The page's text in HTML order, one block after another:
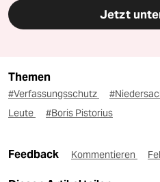
Jetzt
Themen
#Verfassungsschutz
Leute
#Boris Pistorius
Feedback Kommentieren